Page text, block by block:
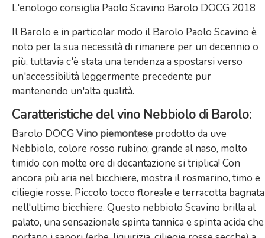
L'enologo consiglia Paolo Scavino Barolo DOCG 2018
Il Barolo e in particolar modo ilBarolo Paolo Scavino è
noto per la sua necessità di rimanere per un decennio o
più, tuttavia c'è stata una tendenza a spostarsi verso
un'accessibilità leggermente precedente pur
mantenendo un'alta qualità.
Caratteristiche del vino Nebbiolo di Barolo:
Barolo DOCG Vino piemontese prodotto da uve
Nebbiolo, colore rosso rubino; grande al naso, molto
timido con molte ore di decantazione si triplica! Con
ancora più aria nel bicchiere, mostra il rosmarino, timo e
ciliegie rosse. Piccolo tocco floreale e terracotta bagnata
nell'ultimo bicchiere. Questo nebbiolo Scavino brilla al
palato, una sensazionale spinta tannica e spinta acida che